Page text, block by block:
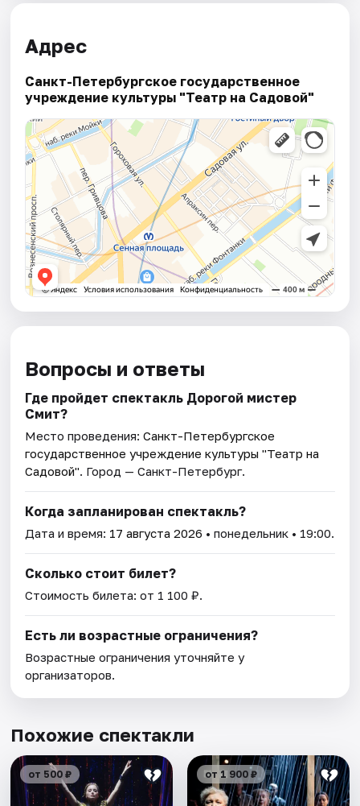
Адрес
Санкт-Петербургское государственное
учреждение культуры "Театр на Садовой"
Вопросы и ответы
Где пройдет спектакль Дорогой мистер
Смит?
Место проведения:Санкт-Петербургское
государственное учреждение культуры "Театр на
Садовой". Город — Санкт-Петербург.
Когда запланирован спектакль?
Дата и время: 17 августа 2026 • понедельник • 19:00.
Сколько стоит билет?
Стоимость билета: от 1 100 ₽.
Есть ли возрастные ограничения?
Возрастные ограничения уточняйте у
организаторов.
Похожие спектакли
от 500 ₽ от 1 900 ₽